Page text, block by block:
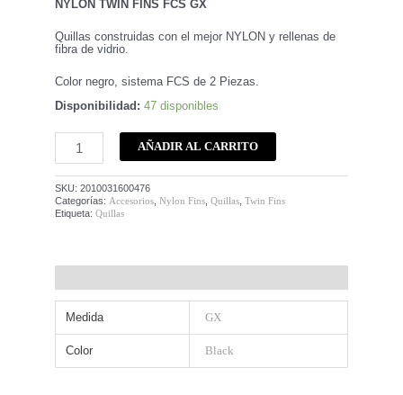
NYLON TWIN FINS FCS GX
Quillas construidas con el mejor NYLON y rellenas de
fibra de vidrio.
Color negro, sistema FCS de 2 Piezas.
Disponibilidad: 47 disponibles
AÑADIR AL CARRITO
SKU: 2010031600476
Categorías: Accesorios, Nylon Fins, Quillas, Twin Fins
Etiqueta: Quillas
Medida GX
Color Black